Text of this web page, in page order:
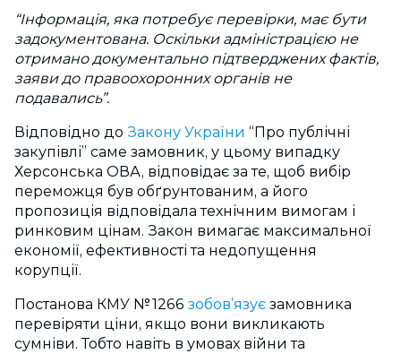
“Інформація, яка потребує перевірки, має бути
задокументована. Оскільки адміністрацією не
отримано документально підтверджених фактів,
заяви до правоохоронних органів не
подавались”.
Відповідно до Закону України “Про публічні
закупівлі” саме замовник, у цьому випадку
Херсонська ОВА, відповідає за те, щоб вибір
переможця був обґрунтованим, а його
пропозиція відповідала технічним вимогам і
ринковим цінам. Закон вимагає максимальної
економії, ефективності та недопущення
корупції.
Постанова КМУ № 1266 зобов’язує замовника
перевіряти ціни, якщо вони викликають
сумніви. Тобто навіть в умовах війни та